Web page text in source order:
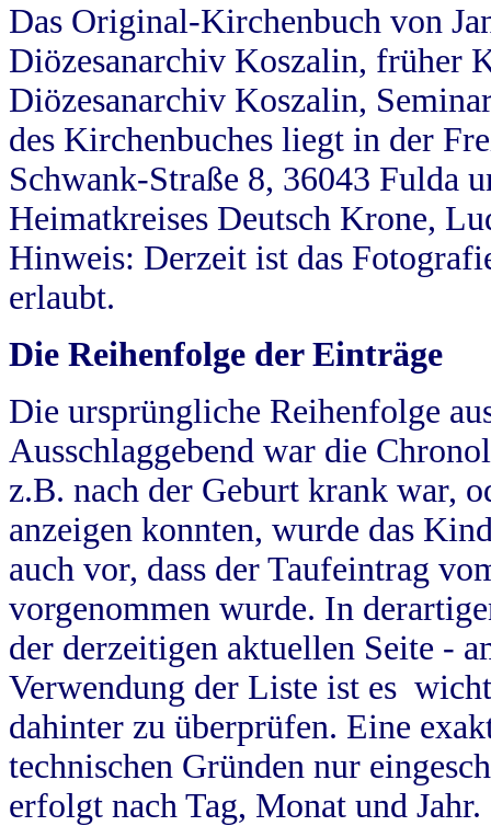
Das Original-Kirchenbuch von
Diözesanarchiv Koszalin, früher
Diözesanarchiv Koszalin,
des Kirchenbuches liegt in der
Schwank-Straße 8, 36043 Fulda
Heimatkreises Deutsch Krone,
Hinweis: Derzeit ist das
erlaubt.
Die Reihenfolge der Einträge
Die ursprüngliche Reihenfolge
Ausschlaggebend war die
z.B. nach der Geburt krank war,
anzeigen konnten, wurde das
auch vor, dass der Taufeintrag
vorgenommen wurde. In
der derzeitigen aktuellen Seite -
Verwendung der Liste ist es
dahinter zu überprüfen. Eine
technischen Gründen nur
erfolgt nach Tag, Monat und Jahr.